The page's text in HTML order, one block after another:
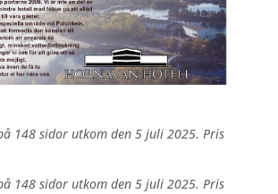
148 sidor utkom den 5 juli 2025. Pris
148 sidor utkom den 5 juli 2025. Pris